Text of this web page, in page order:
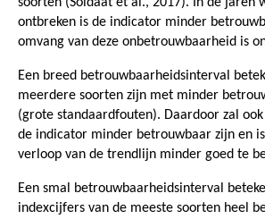
ontbreken is de indicator minder
omvang van deze onbetrouwbaarheid is
Een breed betrouwbaarheidsinterval
meerdere soorten zijn met minder
(grote standaardfouten). Daardoor zal
de indicator minder betrouwbaar zijn en
verloop van de trendlijn minder goed te
Een smal betrouwbaarheidsinterval
indexcijfers van de meeste soorten heel